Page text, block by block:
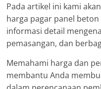
Pada artikel ini kami
harga pagar panel
informasi detail
pemasangan, dan
Memahami harga dan
membantu Anda